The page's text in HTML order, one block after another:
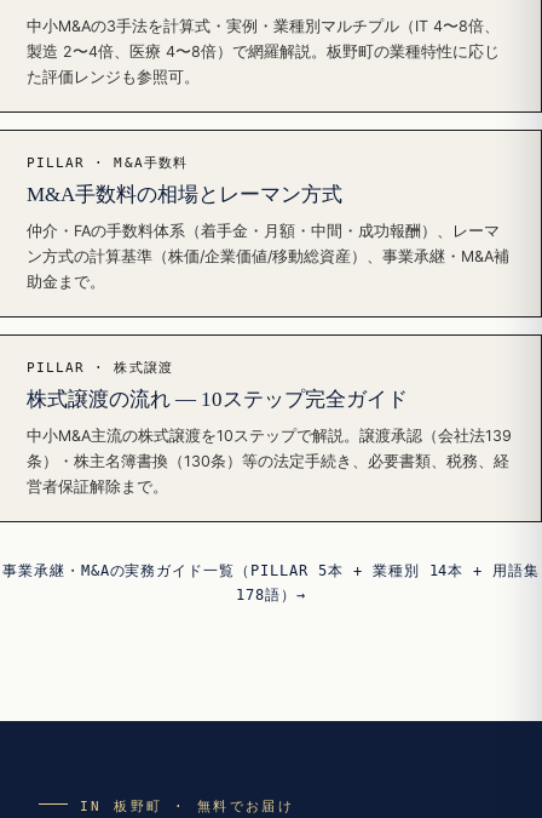
中小M&Aの3手法を計算式・実例・業種別マルチプル（IT 4〜8倍、
製造 2〜4倍、医療 4〜8倍）で網羅解説。板野町の業種特性に応じ
た評価レンジも参照可。
PILLAR · M&A手数料
M&A手数料の相場とレーマン方式
仲介・FAの手数料体系（着手金・月額・中間・成功報酬）、レーマ
ン方式の計算基準（株価/企業価値/移動総資産）、事業承継・M&A補
助金まで。
PILLAR · 株式譲渡
株式譲渡の流れ — 10ステップ完全ガイド
中小M&A主流の株式譲渡を10ステップで解説。譲渡承認（会社法139
条）・株主名簿書換（130条）等の法定手続き、必要書類、税務、経
営者保証解除まで。
事業承継・M&Aの実務ガイド一覧（PILLAR 5本 + 業種別 14本 + 用語集
178語）→
IN 板野町 · 無料でお届け